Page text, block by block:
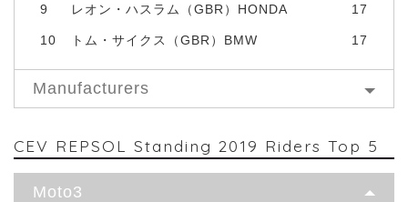
9 レオン・ハスラム（GBR）HONDA 17
10 トム・サイクス（GBR）BMW 17
Manufacturers
CEV REPSOL Standing 2019 Riders Top 5
Moto3